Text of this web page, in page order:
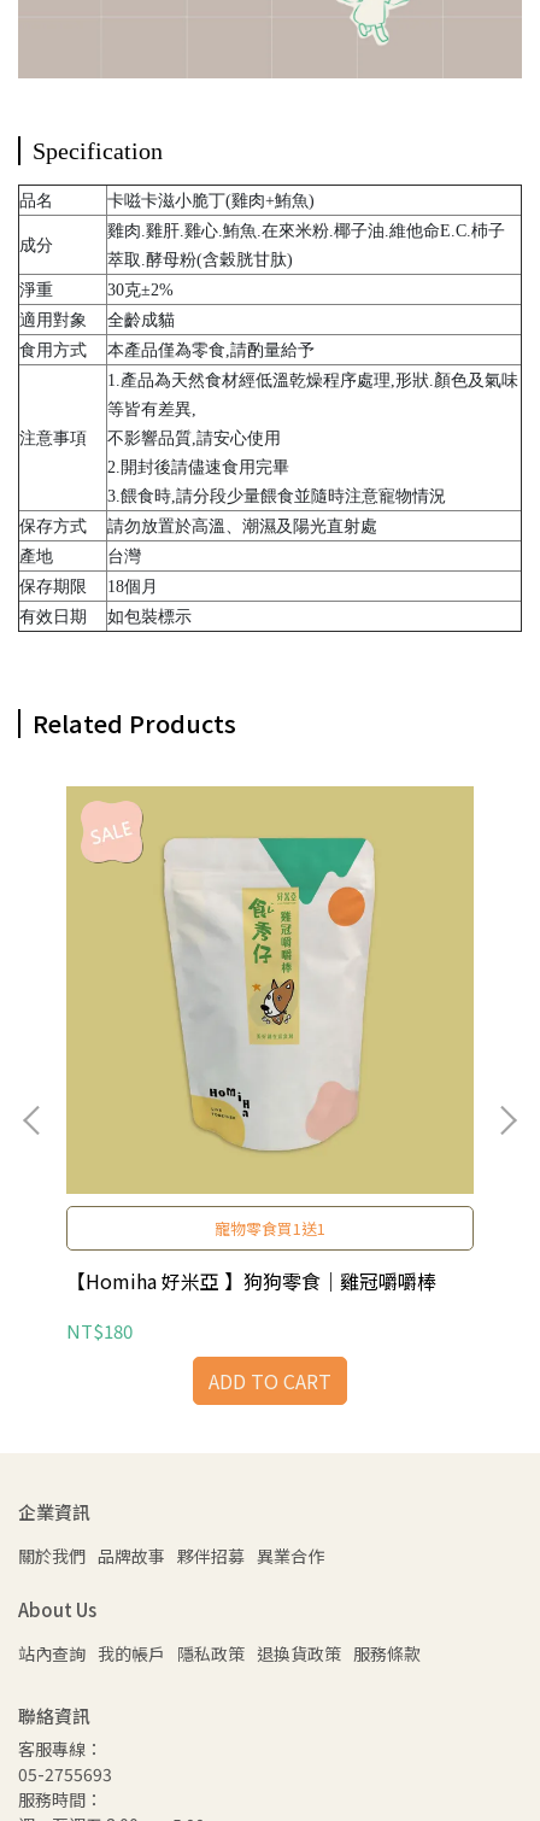
Specification
品名 卡嗞卡滋小脆丁(雞肉+鮪魚)
成分
雞肉.雞肝.雞心.鮪魚.在來米粉.椰子油.維他命E.C.杮子
萃取.酵母粉(含穀胱甘肽)
淨重
30克±2%
適用對象
全齡成貓
食用方式
本產品僅為零食,請酌量給予
注意事項
1.產品為天然食材經低溫乾燥程序處理,形狀.顏色及氣味
等皆有差異,
不影響品質,請安心使用
2.開封後請儘速食用完畢
3.餵食時,請分段少量餵食並隨時注意寵物情況
保存方式
請勿放置於高溫、潮濕及陽光直射處
產地
台灣
保存期限
18個月
有效日期
如包裝標示
Related Products
寵物零食買1送1
【Homiha 好米亞 】狗狗零食｜雞冠嚼嚼棒
NT$180
ADD TO CART
企業資訊
關於我們 品牌故事 夥伴招募 異業合作
About Us
站內查詢 我的帳戶 隱私政策 退換貨政策 服務條款
聯絡資訊
客服專線：
05-2755693
服務時間：